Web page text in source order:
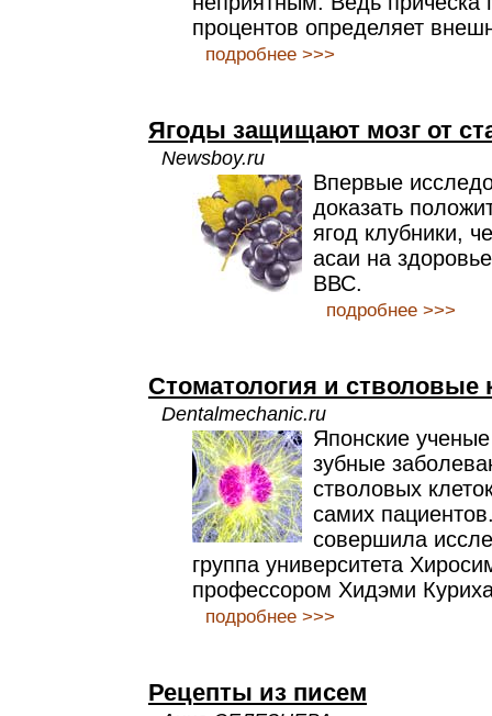
процентов определяет
подробнее >>>
Ягоды защищают мозг от
Newsboy.ru
Впервые
доказать
ягод клубники,
асаи на
ВВС.
подробнее >>>
Стоматология и стволовые
Dentalmechanic.ru
Японские
зубные
стволовых
самих
совершила
группа университета
профессором Хидэми
подробнее >>>
Рецепты из писем